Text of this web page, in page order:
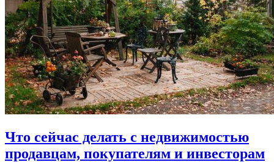
Что сейчас делать с недвижимостью
продавцам, покупателям и инвесторам